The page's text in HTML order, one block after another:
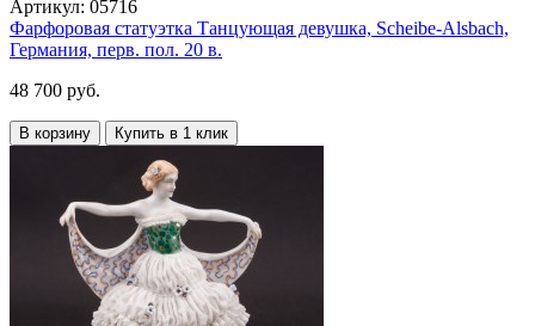
Артикул: 05716
Фарфоровая статуэтка Танцующая девушка, Scheibe-Alsbach,
Германия, перв. пол. 20 в.
48 700 руб.
В корзину Купить в 1 клик